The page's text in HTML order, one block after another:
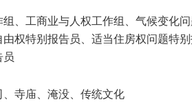
、工商业与人权工作组、气候变化
权特别报告员、适当住房权问题特
员
寺庙、淹没、传统文化